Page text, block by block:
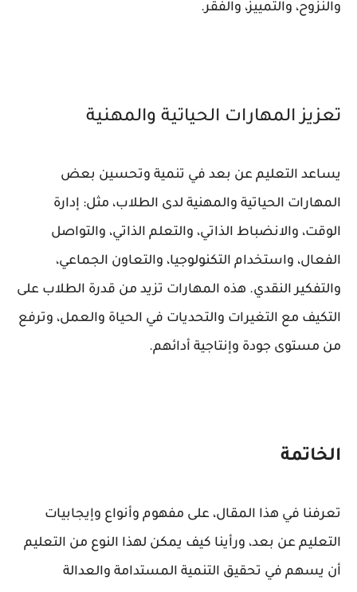
والنزوح، والتمييز، والفقر.
تعزيز المهارات الحياتية والمهنية
يساعد التعليم عن بعد في تنمية وتحسين بعض
المهارات الحياتية والمهنية لدى الطلاب، مثل: إدارة
الوقت، والانضباط الذاتي، والتعلم الذاتي، والتواصل
الفعال، واستخدام التكنولوجيا، والتعاون الجماعي،
والتفكير النقدي. هذه المهارات تزيد من قدرة الطلاب على
التكيف مع التغيرات والتحديات في الحياة والعمل، وترفع
من مستوى جودة وإنتاجية أدائهم.
الخاتمة
تعرفنا في هذا المقال، على مفهوم وأنواع وإيجابيات
التعليم عن بعد، ورأينا كيف يمكن لهذا النوع من التعليم
أن يسهم في تحقيق التنمية المستدامة والعدالة